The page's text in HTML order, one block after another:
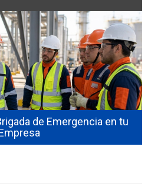
de Emergencia en tu